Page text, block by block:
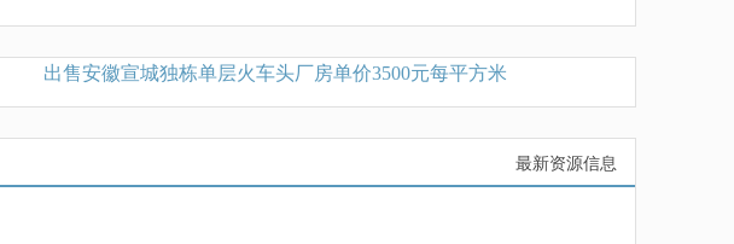
出售安徽宣城独栋单层火车头厂房单价3500元每平方米
最新资源信息